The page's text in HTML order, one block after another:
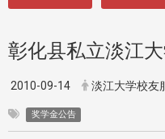
彰化县私立淡江
2010-09-14 淡江大学校友
奖学金公告